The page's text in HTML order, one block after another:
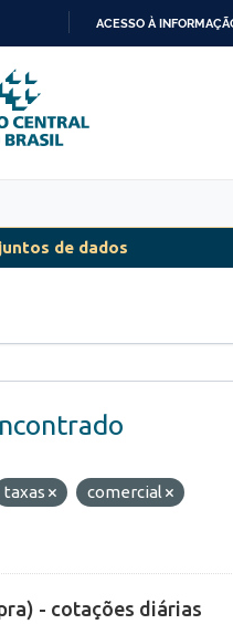
PARA
O
CONTEÚDO
ACESSO À
de dados
taxas
comercial
- cotações diárias